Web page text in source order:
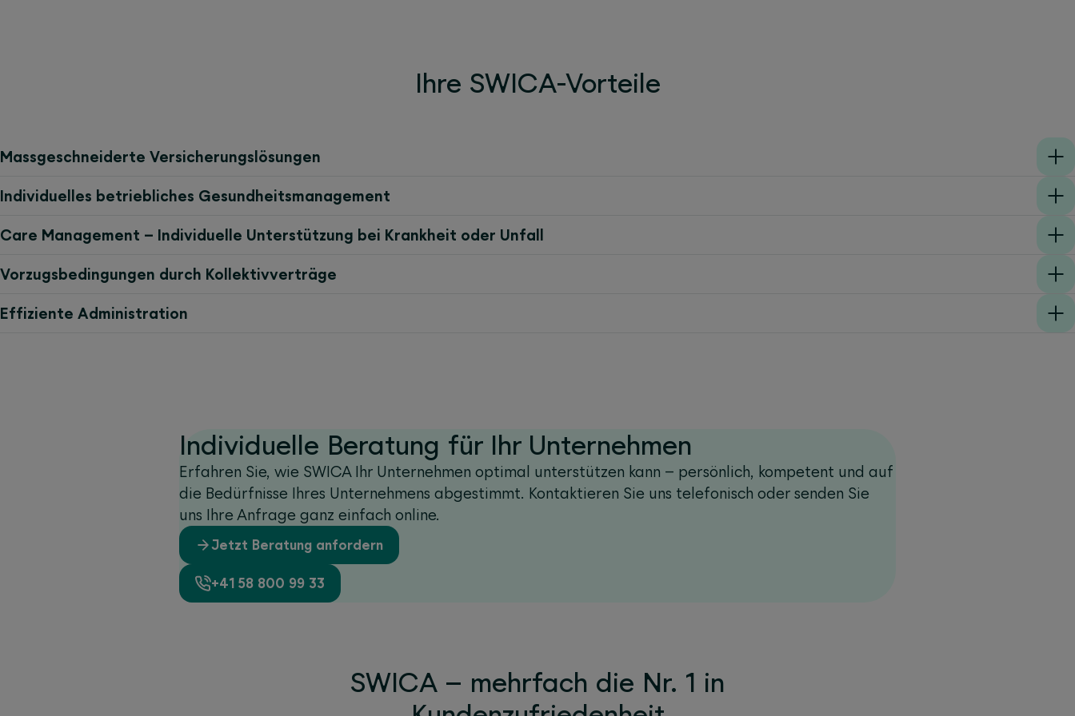
Ihre SWICA-Vorteile
Massgeschneiderte Versicherungslösungen
Individuelles betriebliches Gesundheitsmanagement
Care Management – Individuelle Unterstützung bei Krankheit oder Unfall
Vorzugsbedingungen durch Kollektivverträge
Effiziente Administration
Individuelle Beratung für Ihr Unternehmen
Erfahren Sie, wie SWICA Ihr Unternehmen optimal unterstützen kann – persönlich, kompetent und auf
die Bedürfnisse Ihres Unternehmens abgestimmt. Kontaktieren Sie uns telefonisch oder senden Sie
uns Ihre Anfrage ganz einfach online.
Jetzt Beratung anfordern
+41 58 800 99 33
SWICA – mehrfach die Nr. 1 in